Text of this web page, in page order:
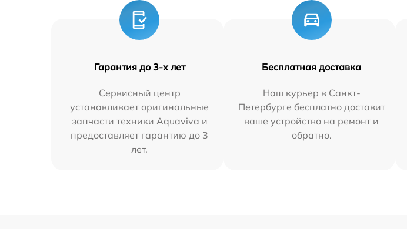
Гарантия до 3-х лет
Сервисный центр
устанавливает оригинальные
запчасти техники Aquaviva и
предоставляет гарантию до 3
лет.
Бесплатная доставка
Наш курьер в Санкт-
Петербурге бесплатно доставит
ваше устройство на ремонт и
обратно.